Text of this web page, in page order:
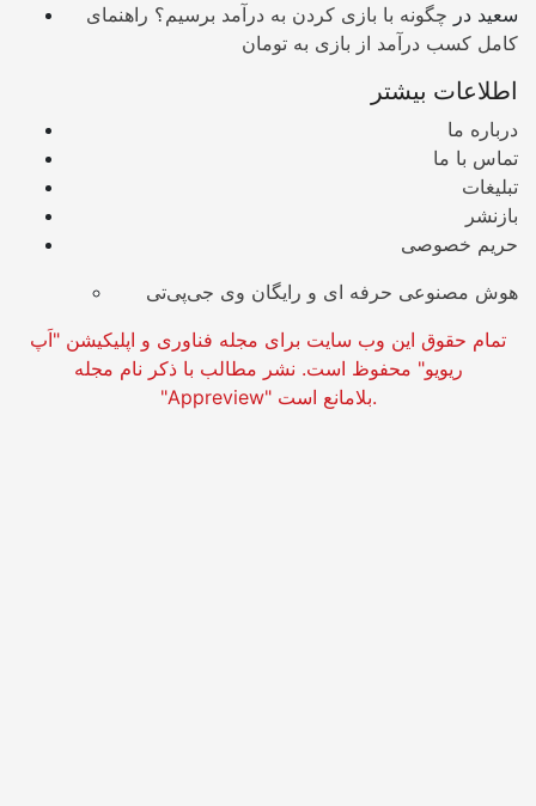
سعید در چگونه با بازی کردن به درآمد برسیم؟ راهنمای
کامل کسب درآمد از بازی به تومان
اطلاعات بیشتر
درباره ما
تماس با ما
تبلیغات
بازنشر
حریم خصوصی
هوش مصنوعی حرفه ای و رایگان وی جی‌پی‌تی
تمام حقوق این وب سایت برای مجله فناوری و اپلیکیشن "اَپ
ریویو" محفوظ است. نشر مطالب با ذکر نام مجله
"Appreview" بلامانع است.